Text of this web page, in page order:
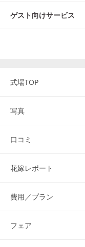
ゲスト向けサービス
式場TOP
写真
口コミ
花嫁レポート
費用／プラン
フェア